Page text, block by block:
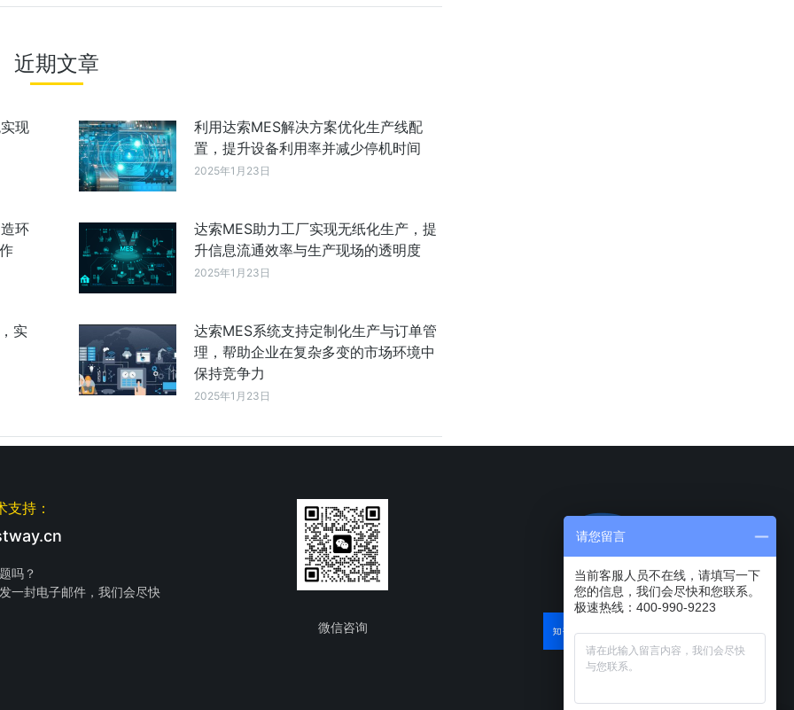
近期文章
现
利用达索MES解决方案优化生产线配
置，提升设备利用率并减少停机时间
2025年1月23日
环
达索MES助力工厂实现无纸化生产，提
升信息流通效率与生产现场的透明度
2025年1月23日
实
达索MES系统支持定制化生产与订单管
理，帮助企业在复杂多变的市场环境中
保持竞争力
2025年1月23日
支持：
吗？
一封电子邮件，我们会尽快
微信咨询
请您留言
当前客服人员不在线，请填写一下
您的信息，我们会尽快和您联系。
极速热线：400-990-9223